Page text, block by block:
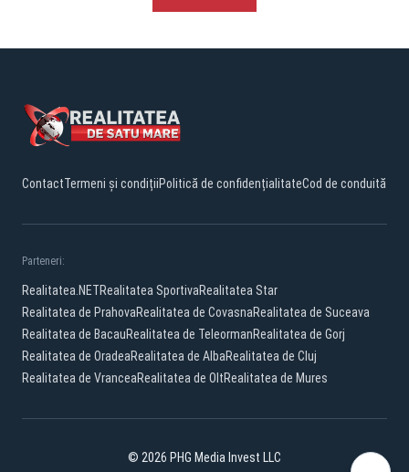
ContactTermeni și condițiiPolitică de confidențialitateCod de conduită
Parteneri:
Realitatea.NETRealitatea SportivaRealitatea Star
Realitatea de PrahovaRealitatea de CovasnaRealitatea de Suceava
Realitatea de BacauRealitatea de TeleormanRealitatea de Gorj
Realitatea de OradeaRealitatea de AlbaRealitatea de Cluj
Realitatea de VranceaRealitatea de OltRealitatea de Mures
© 2026 PHG Media Invest LLC